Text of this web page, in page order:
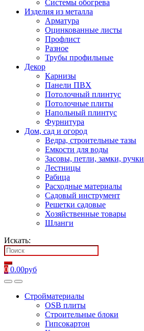
Системы обогрева
Изделия из металла
Арматура
Оцинкованные листы
Профлист
Разное
Трубы профильные
Декор
Карнизы
Панели ПВХ
Потолочный плинтус
Потолочные плиты
Напольный плинтус
Фурнитура
Дом, сад и огород
Ведра, строительные тазы
Емкости для воды
Засовы, петли, замки, ручки
Лестницы
Рабица
Расходные материалы
Садовый инструмент
Решетки садовые
Хозяйственные товары
Шланги
Искать:
0 0.00руб
Стройматериалы
OSB плиты
Строительные блоки
Гипсокартон